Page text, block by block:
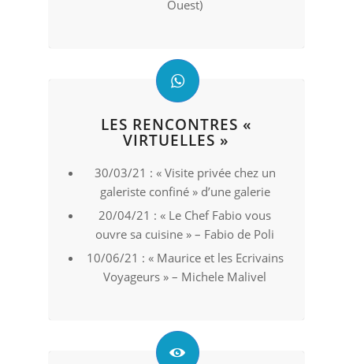
Ouest)
LES RENCONTRES «
VIRTUELLES »
30/03/21 : « Visite privée chez un
galeriste confiné » d’une galerie
20/04/21 : « Le Chef Fabio vous
ouvre sa cuisine » – Fabio de Poli
10/06/21 : « Maurice et les Ecrivains
Voyageurs » – Michele Malivel